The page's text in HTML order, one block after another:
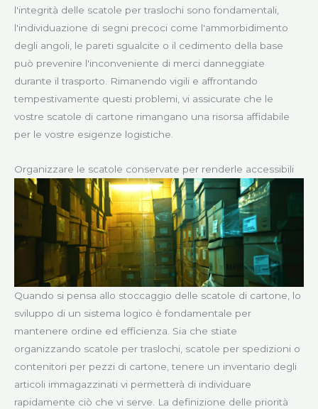
l'integrità delle scatole per traslochi sono fondamentali,
l'individuazione di segni precoci come l'ammorbidimento
degli angoli, le pareti sgualcite o il cedimento della base
può prevenire l'inconveniente di merci danneggiate
durante il trasporto. Rimanendo vigili e affrontando
tempestivamente questi problemi, vi assicurate che le
vostre scatole di cartone rimangano una risorsa affidabile
per le vostre esigenze logistiche.
Organizzare le scatole conservate per renderle accessibili
Quando si pensa allo stoccaggio delle scatole di cartone, lo
sviluppo di un sistema logico è fondamentale per
mantenere ordine ed efficienza. Sia che stiate
organizzando scatole per traslochi, scatole per spedizioni o
contenitori per pezzi di cartone, tenere un inventario degli
articoli immagazzinati vi permetterà di individuare
rapidamente ciò che vi serve. La definizione delle priorità